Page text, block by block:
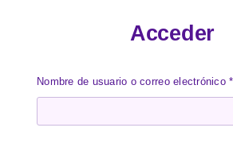
Acceder
Nombre de usuario o correo electrónico*